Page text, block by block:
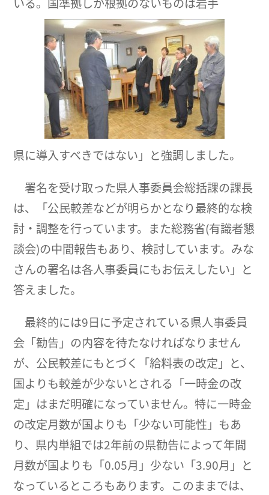
県に導入すべきではない」と強調しました。
署名を受け取った県人事委員会総括課の課長
は、「公民較差などが明らかとなり最終的な検
討・調整を行っています。また総務省(有識者懇
談会)の中間報告もあり、検討しています。みな
さんの署名は各人事委員にもお伝えしたい」と
答えました。
最終的には9日に予定されている県人事委員
会「勧告」の内容を待たなければなりません
が、公民較差にもとづく「給料表の改定」と、
国よりも較差が少ないとされる「一時金の改
定」はまだ明確になっていません。特に一時金
の改定月数が国よりも「少ない可能性」もあ
り、県内単組では2年前の県勧告によって年間
月数が国よりも「0.05月」少ない「3.90月」と
なっているところもあります。このままでは、